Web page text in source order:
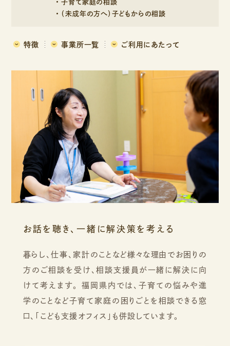
特徴 事業所一覧 ご利用にあたって
子育て家庭の相談
（未成年の方へ）子どもからの相談
お話を聴き、一緒に解決策を考える
暮らし、仕事、家計のことなど様々な理由でお困りの
方のご相談を受け、相談支援員が一緒に解決に向
けて考えます。
福岡県内では、子育ての悩みや進
学のことなど子育て家庭の困りごとを相談できる窓
口、「こども支援オフィス」も併設しています。